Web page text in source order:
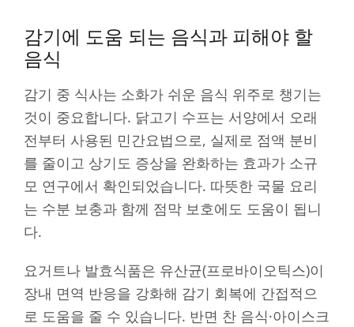
감기에 도움 되는 음식과 피해야 할
음식
감기 중 식사는 소화가 쉬운 음식 위주로 챙기는
것이 중요합니다. 닭고기 수프는 서양에서 오래
전부터 사용된 민간요법으로, 실제로 점액 분비
를 줄이고 상기도 증상을 완화하는 효과가 소규
모 연구에서 확인되었습니다. 따뜻한 국물 요리
는 수분 보충과 함께 점막 보호에도 도움이 됩니
다.
요거트나 발효식품은 유산균(프로바이오틱스)이
장내 면역 반응을 강화해 감기 회복에 간접적으
로 도움을 줄 수 있습니다. 반면 찬 음식·아이스크